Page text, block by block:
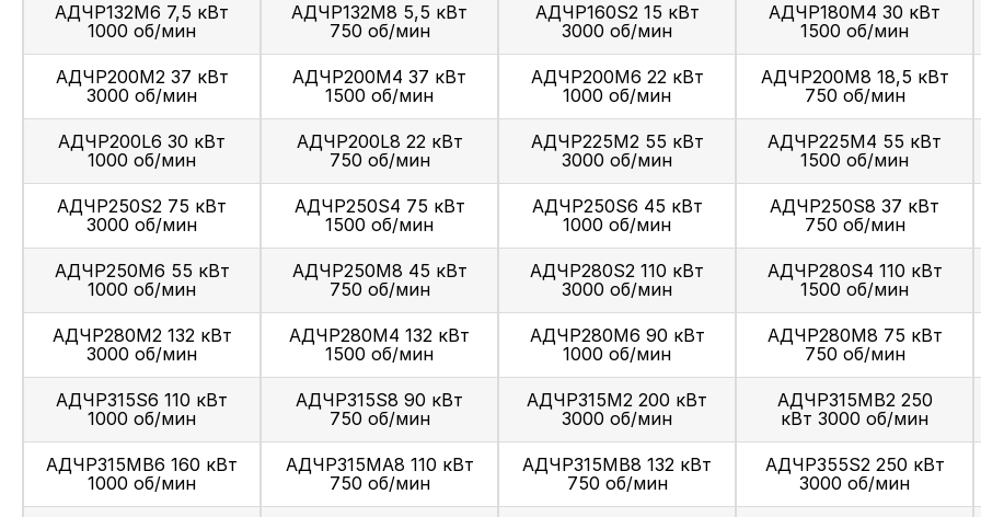
АДЧР132M6 7,5 кВт
1000 об/мин
АДЧР132M8 5,5 кВт
750 об/мин
АДЧР160S2 15 кВт
3000 об/мин
АДЧР180M4 30 кВт
1500 об/мин
АДЧР200M2 37 кВт
3000 об/мин
АДЧР200M4 37 кВт
1500 об/мин
АДЧР200M6 22 кВт
1000 об/мин
АДЧР200M8 18,5 кВт
750 об/мин
АДЧР200L6 30 кВт
1000 об/мин
АДЧР200L8 22 кВт
750 об/мин
АДЧР225M2 55 кВт
3000 об/мин
АДЧР225M4 55 кВт
1500 об/мин
АДЧР250S2 75 кВт
3000 об/мин
АДЧР250S4 75 кВт
1500 об/мин
АДЧР250S6 45 кВт
1000 об/мин
АДЧР250S8 37 кВт
750 об/мин
АДЧР250M6 55 кВт
1000 об/мин
АДЧР250M8 45 кВт
750 об/мин
АДЧР280S2 110 кВт
3000 об/мин
АДЧР280S4 110 кВт
1500 об/мин
АДЧР280M2 132 кВт
3000 об/мин
АДЧР280M4 132 кВт
1500 об/мин
АДЧР280M6 90 кВт
1000 об/мин
АДЧР280M8 75 кВт
750 об/мин
АДЧР315S6 110 кВт
1000 об/мин
АДЧР315S8 90 кВт
750 об/мин
АДЧР315M2 200 кВт
3000 об/мин
АДЧР315MВ2 250
кВт 3000 об/мин
АДЧР315MВ6 160 кВт
1000 об/мин
АДЧР315MА8 110 кВт
750 об/мин
АДЧР315MВ8 132 кВт
750 об/мин
АДЧР355S2 250 кВт
3000 об/мин